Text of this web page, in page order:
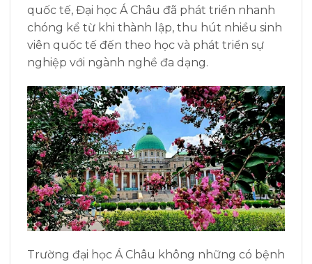
quốc tế, Đại học Á Châu đã phát triển nhanh
chóng kể từ khi thành lập, thu hút nhiều sinh
viên quốc tế đến theo học và phát triển sự
nghiệp với ngành nghề đa dạng.
Trường đại học Á Châu không những có bệnh